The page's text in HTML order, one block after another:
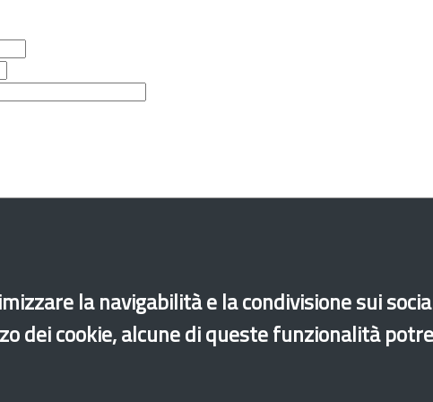
la navigabilità e la condivisione sui
dei cookie, alcune di queste funzionalità